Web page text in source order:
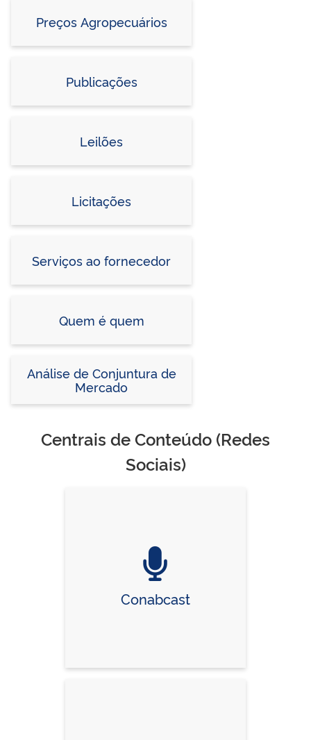
Preços Agropecuários
Publicações
Leilões
Licitações
Serviços ao fornecedor
Quem é quem
Análise de Conjuntura de
Mercado
Centrais de Conteúdo (Redes
Sociais)
Conabcast